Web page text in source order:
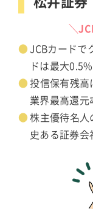
＼
JCBカード
ドは最大0.5%
投信保有残高
業界最高還元
株主優待名人
史ある証券会